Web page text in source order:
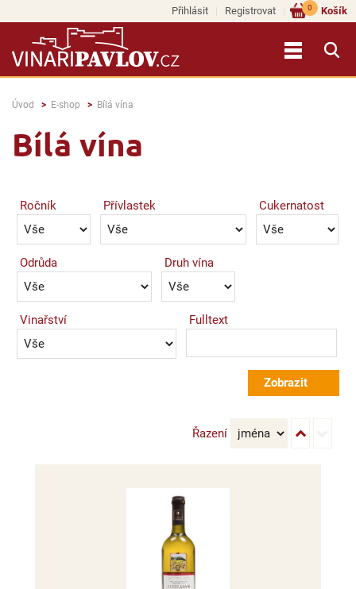
Přihlásit Registrovat Košík
0
Úvod E-shop Bílá vína
Bílá vína
Ročník Přívlastek Cukernatost
Odrůda Druh vína
Vinařství Fulltext
Řazení